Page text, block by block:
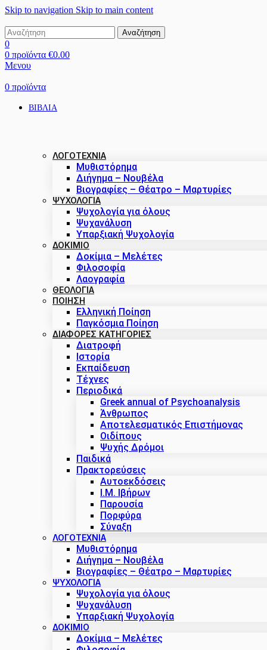
Skip to navigation Skip to main content
Αναζήτηση
0
0 προϊόντα €0.00
Μενου
0 προϊόντα
ΒΙΒΛΙΑ
ΛΟΓΟΤΕΧΝΙΑ
Μυθιστόρημα
Διήγημα – Νουβέλα
Βιογραφίες – Θέατρο – Μαρτυρίες
ΨΥΧΟΛΟΓΙΑ
Ψυχολογία για όλους
Ψυχανάλυση
Υπαρξιακή Ψυχολογία
ΔΟΚΊΜΙΟ
Δοκίμια – Μελέτες
Φιλοσοφία
Λαογραφία
ΘΕΟΛΟΓΙΑ
ΠΟΙΗΣΗ
Ελληνική Ποίηση
Παγκόσμια Ποίηση
ΔΙΑΦΟΡΕΣ ΚΑΤΗΓΟΡΙΕΣ
Διατροφή
Ιστορία
Εκπαίδευση
Τέχνες
Περιοδικά
Greek annual of Psychoanalysis
Άνθρωπος
Αποτελεσματικός Επιστήμονας
Οιδίπους
Ψυχής Δρόμοι
Παιδικά
Πρακτoρεύσεις
Αυτοεκδόσεις
Ι.Μ. Ιβήρων
Παρουσία
Πορφύρα
Σύναξη
ΛΟΓΟΤΕΧΝΙΑ
Μυθιστόρημα
Διήγημα – Νουβέλα
Βιογραφίες – Θέατρο – Μαρτυρίες
ΨΥΧΟΛΟΓΙΑ
Ψυχολογία για όλους
Ψυχανάλυση
Υπαρξιακή Ψυχολογία
ΔΟΚΊΜΙΟ
Δοκίμια – Μελέτες